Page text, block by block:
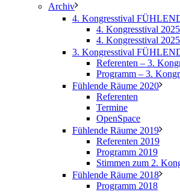
Archiv
4. Kongresstival
4. Kongresstival
4. Kongresstival
3. Kongresstival
Referenten – 3.
Programm – 3.
Fühlende Räume 2020
Referenten
Termine
OpenSpace
Fühlende Räume 2019
Referenten 2019
Programm 2019
Stimmen zum 2.
Fühlende Räume 2018
Programm 2018